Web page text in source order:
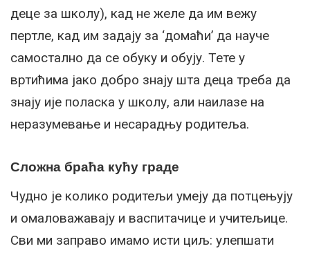
деце за школу), кад не желе да им вежу
пертле, кад им задају за ‘домаћи’ да науче
самостално да се обуку и обују. Тете у
вртићима јако добро знају шта деца треба да
знају ије поласка у школу, али наилазе на
неразумевање и несарадњу родитеља.
Сложна браћа кућу граде
Чудно је колико родитељи умеју да потцењују
и омаловажавају и васпитачице и учитељице.
Сви ми заправо имамо исти циљ: улепшати